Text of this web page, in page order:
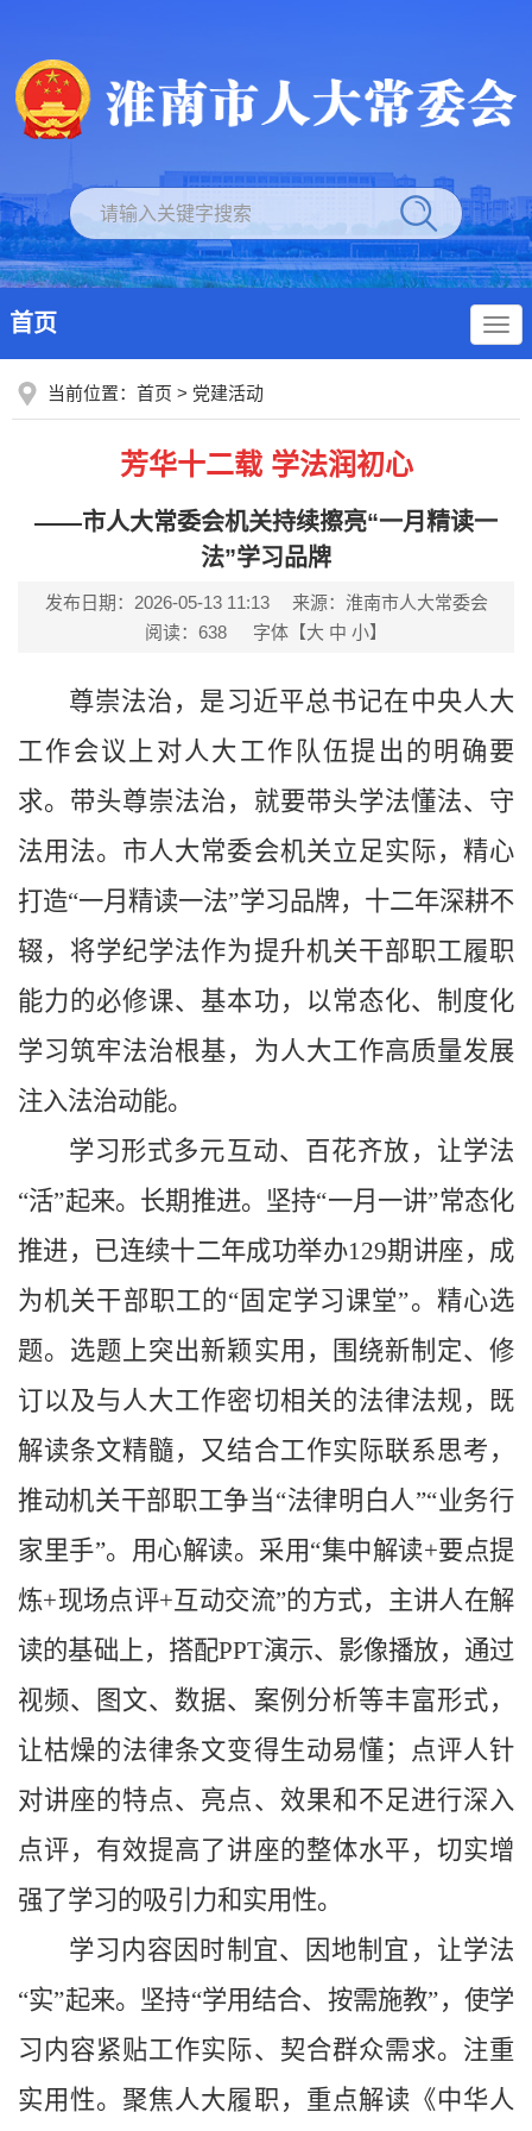
首页
当前位置： 首页 > 党建活动
芳华十二载 学法润初心
——市人大常委会机关持续擦亮“一月精读一
法”学习品牌
发布日期：2026-05-13 11:13
来源：淮南市人大常委会
阅读： 638 字体【大 中 小】
尊崇法治，是习近平总书记在中央人大
工作会议上对人大工作队伍提出的明确要
求。带头尊崇法治，就要带头学法懂法、守
法用法。市人大常委会机关立足实际，精心
打造“一月精读一法”学习品牌，十二年深耕不
辍，将学纪学法作为提升机关干部职工履职
能力的必修课、基本功，以常态化、制度化
学习筑牢法治根基，为人大工作高质量发展
注入法治动能。
学习形式多元互动、百花齐放，让学法
“活”起来。长期推进。坚持“一月一讲”常态化
推进，已连续十二年成功举办129期讲座，成
为机关干部职工的“固定学习课堂”。精心选
题。选题上突出新颖实用，围绕新制定、修
订以及与人大工作密切相关的法律法规，既
解读条文精髓，又结合工作实际联系思考，
推动机关干部职工争当“法律明白人”“业务行
家里手”。用心解读。采用“集中解读+要点提
炼+现场点评+互动交流”的方式，主讲人在解
读的基础上，搭配PPT演示、影像播放，通过
视频、图文、数据、案例分析等丰富形式，
让枯燥的法律条文变得生动易懂；点评人针
对讲座的特点、亮点、效果和不足进行深入
点评，有效提高了讲座的整体水平，切实增
强了学习的吸引力和实用性。
学习内容因时制宜、因地制宜，让学法
“实”起来。坚持“学用结合、按需施教”，使学
习内容紧贴工作实际、契合群众需求。注重
实用性。聚焦人大履职，重点解读《中华人